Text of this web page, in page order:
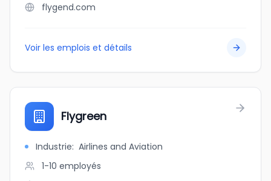
flygend.com
Voir les emplois et détails
Flygreen
Industrie: Airlines and Aviation
1-10 employés